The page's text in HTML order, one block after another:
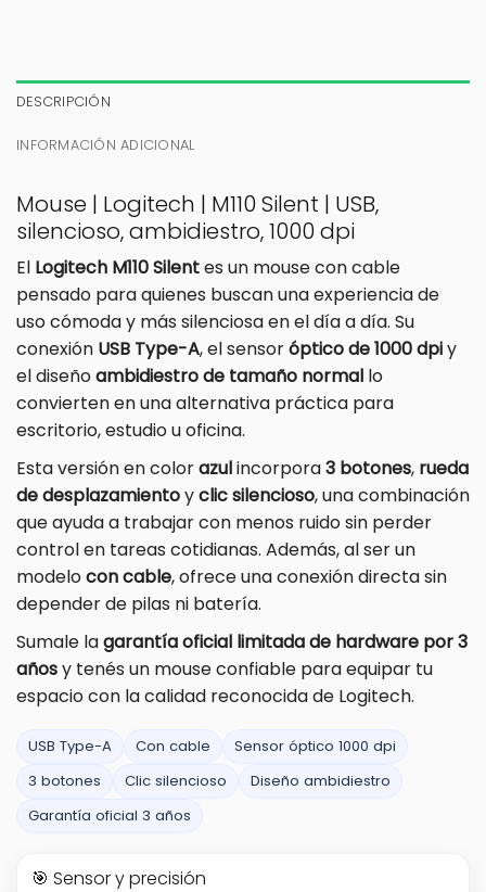
DESCRIPCIÓN
INFORMACIÓN ADICIONAL
Mouse | Logitech | M110 Silent | USB,
silencioso, ambidiestro, 1000 dpi
El Logitech M110 Silentes un mouse con cable
pensado para quienes buscan una experiencia de
uso cómoda y más silenciosa en el día a día. Su
conexión USB Type-A, el sensoróptico de 1000 dpiy
el diseñoambidiestro de tamaño normal lo
convierten en una alternativa práctica para
escritorio, estudio u oficina.
Esta versión en colorazulincorpora3 botones, rueda
de desplazamientoyclic silencioso, una combinación
que ayuda a trabajar con menos ruido sin perder
control en tareas cotidianas. Además, al ser un
modelocon cable, ofrece una conexión directa sin
depender de pilas ni batería.
Sumale lagarantía oficial limitada de hardware por 3
añosy tenés un mouse confiable para equipar tu
espacio con la calidad reconocida de Logitech.
USB Type-A Con cable
Sensor óptico 1000 dpi
3 botones
Clic silencioso
Diseño ambidiestro
Garantía oficial 3 años
🎯 Sensor y precisión